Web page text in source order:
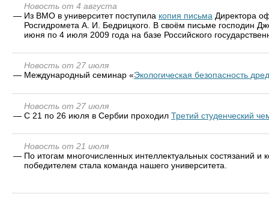
Новость от 4 августа
— Из ВМО в университет поступила копия письма Директора
Росгидромета А. И. Бедрицкого. В своём письме господин
июня по 4 июля 2009 года на базе Российского
Новость от 27 июля
— Международный семинар «Экологическая безопасность
Новость от 27 июля
— С 21 по 26 июля в Сербии проходил Третий студенческий
Новость от 21 июля
— По итогам многочисленных интеллектуальных состязаний и
победителем стала команда нашего университета.